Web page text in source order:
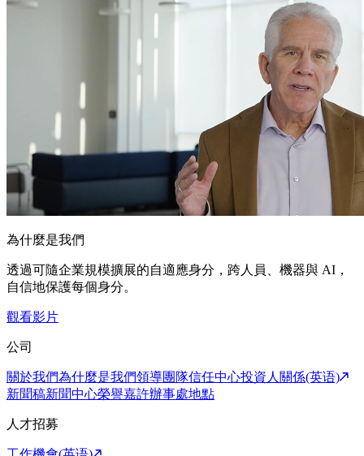
為什麼是我們
透過可隨企業規模擴展的自適應身分，跨人員、機器與 AI，
自信地保護每個身分。
觀看影片
公司
關於我們為什麼是我們領導團隊信任中心投資人關係(英语)
新聞稿新聞中心榮譽嘉許辦事處地點
人才招募